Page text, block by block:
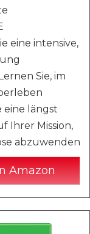
eine intensive,
Sie, im
eine längst
Ihrer Mission,
abzuwenden
Amazon